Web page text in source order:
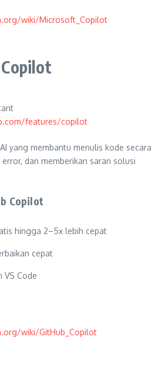
wiki/Microsoft_Copilot
features/copilot
yang membantu menulis kode secara
dan memberikan saran solusi
Copilot
hingga 2–5x lebih cepat
cepat
VS Code
wiki/GitHub_Copilot